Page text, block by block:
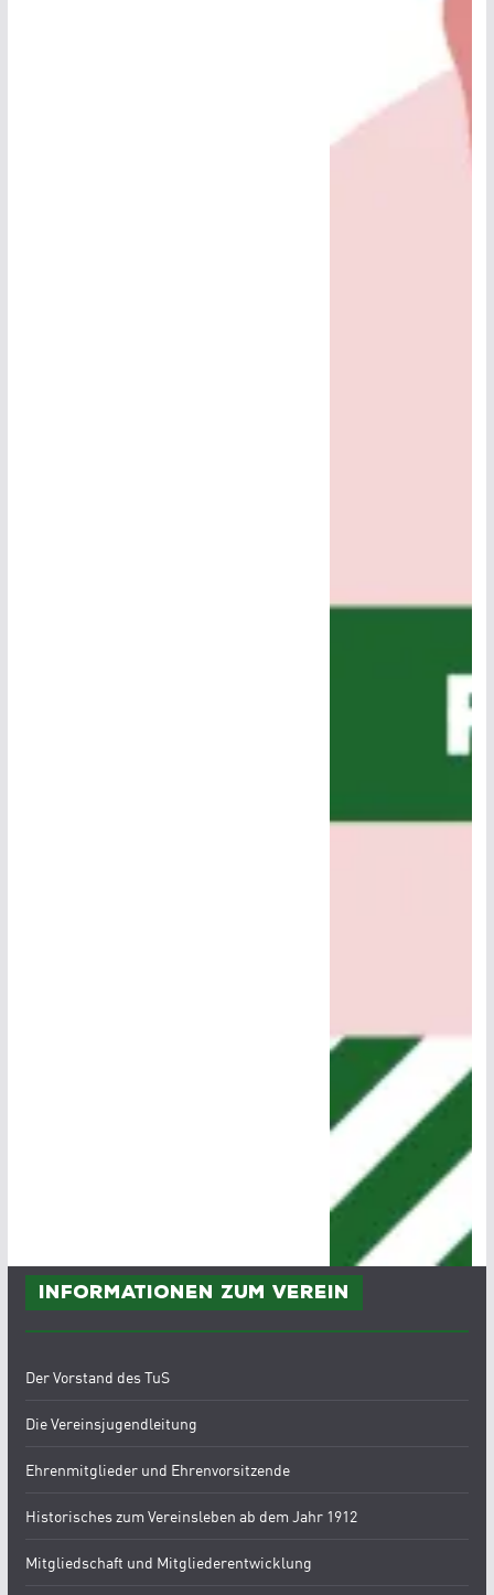
Informationen zum Verein
Der Vorstand des TuS
Die Vereinsjugendleitung
Ehrenmitglieder und Ehrenvorsitzende
Historisches zum Vereinsleben ab dem Jahr 1912
Mitgliedschaft und Mitgliederentwicklung